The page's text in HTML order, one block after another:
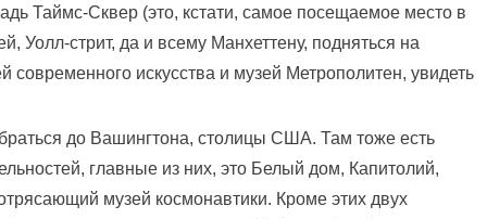
Таймс-Сквер (это, кстати, самое посещаемое место в
Уолл-стрит, да и всему Манхеттену, подняться на
современного искусства и музей Метрополитен, увидеть
до Вашингтона, столицы США. Там тоже есть
главные из них, это Белый дом, Капитолий,
музей космонавтики. Кроме этих двух